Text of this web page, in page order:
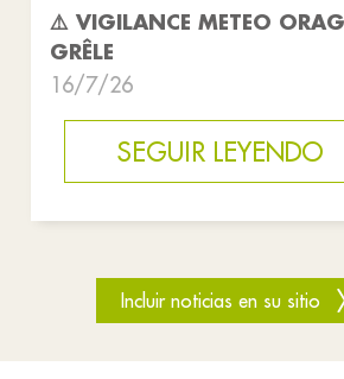
⚠️ VIGILANCE METEO
GRÊLE
16/7/26
SEGUIR LEYENDO
Incluir noticias en su sitio